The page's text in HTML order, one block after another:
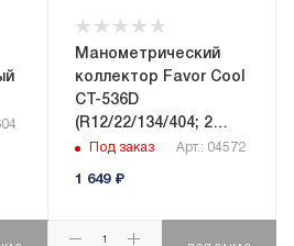
Манометрический
коллектор Favor Cool
CT-536D
(R12/22/134/404; 2
вентильный; без
Под заказ Арт.: 04572
1 649₽